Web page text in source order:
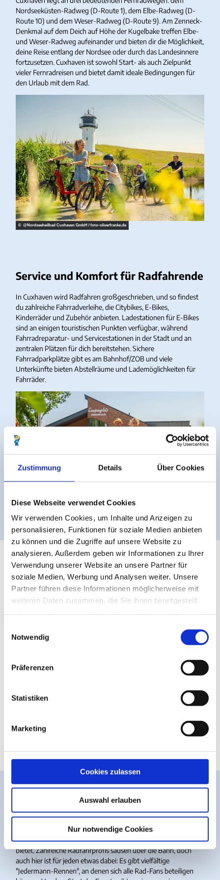
Zustimmung Details Über Cookies
Diese Webseite verwendet Cookies
Wir verwenden Cookies, um Inhalte und Anzeigen zu
personalisieren, Funktionen für soziale Medien anbieten
zu können und die Zugriffe auf unsere Website zu
analysieren. Außerdem geben wir Informationen zu Ihrer
Verwendung unserer Website an unsere Partner für
soziale Medien, Werbung und Analysen weiter. Unsere
Partner führen diese Informationen möglicherweise mit
weiteren Daten zusammen, die Sie ihnen bereitgestellt
l
Notwendig
Präferenzen
Statistiken
Marketing
Cookies zulassen
Auswahl erlauben
Nur notwendige Cookies
Nordseeküsten-Radweg (D-Route 1), dem Elbe-Radweg (D-
Route 10) und dem Weser-Radweg (D-Route 9). Am Zenneck-
Denkmal auf dem Deich auf Höhe der Kugelbake treffen Elbe-
und Weser-Radweg aufeinander und bieten dir die Möglichkeit,
deine Reise entlang der Nordsee oder durch das Landesinnere
fortzusetzen. Cuxhaven ist sowohl Start- als auch Zielpunkt
vieler Fernradreisen und bietet damit ideale Bedingungen für
den Urlaub mit dem Rad.
© @Nordseeheilbad Cuxhaven GmbH / foto‐oliverfranke.de
Service und Komfort für Radfahrende
In Cuxhaven wird Radfahren großgeschrieben, und so findest
du zahlreiche Fahrradverleihe, die Citybikes, E-Bikes,
Kinderräder und Zubehör anbieten. Ladestationen für E-Bikes
sind an einigen touristischen Punkten verfügbar, während
Fahrradreparatur- und Servicestationen in der Stadt und an
zentralen Plätzen für dich bereitstehen. Sichere
Fahrradparkplätze gibt es am Bahnhof/ZOB und viele
Unterkünfte bieten Abstellräume und Lademöglichkeiten für
Fahrräder.
© @Nordseeheilbad Cuxhaven GmbH / foto‐oliverfranke.de
Deine Radtouren in Cuxhaven
Ein Highlight ist das Event BikeNavy!, das Radfahren, Laufen
und Inlineskating auf dem Flughafengelände Nordholz
verbindet und ein familienfreundliches Erlebnisprogramm
bietet. Zahlreiche Radfahrprofis sausen über die Bahn, doch
auch hier ist für jeden etwas dabei: Es gibt vielfältige
"Jedermann-Rennen", an denen sich alle Rad-Fans beteiligen